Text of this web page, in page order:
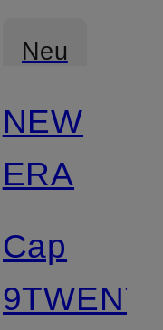
Neu
NEW
ERA
Cap